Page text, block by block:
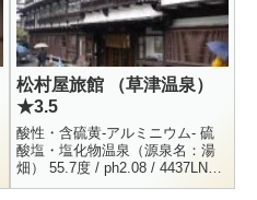
松村屋旅館 （草津温泉）
★3.5
酸性・含硫黄-アルミニウム- 硫
酸塩・塩化物温泉（源泉名：湯
畑） 55.7度 / ph2.08 / 4437LNa+
= 43.5 / K+ = 13.5 / Ca++ = 72